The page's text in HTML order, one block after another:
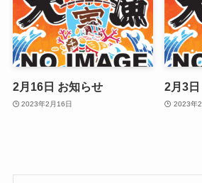
2月16日 お知らせ
2023年2月16日
2月3
2023年